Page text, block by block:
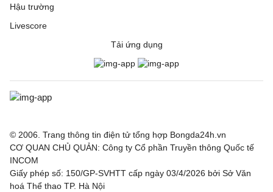
Hậu trường
Livescore
Tải ứng dụng
© 2006. Trang thông tin điện tử tổng hợp Bongda24h.vn
CƠ QUAN CHỦ QUẢN: Công ty Cổ phần Truyền thông Quốc tế
INCOM
Giấy phép số: 150/GP-SVHTT cấp ngày 03/4/2026 bởi Sở Văn
hoá Thể thao TP. Hà Nội